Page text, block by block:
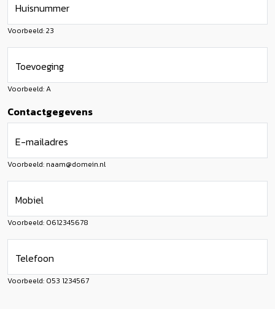
Huisnummer
Voorbeeld: 23
Toevoeging
Voorbeeld: A
Contactgegevens
E-mailadres
Voorbeeld: naam@domein.nl
Mobiel
Voorbeeld: 0612345678
Telefoon
Voorbeeld: 053 1234567